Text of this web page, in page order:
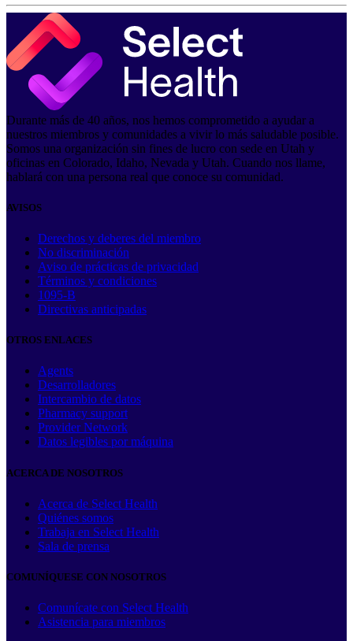
Durante más de 40 años, nos hemos comprometido a ayudar a
nuestros miembros y comunidades a vivir lo más saludable posible.
Somos una organización sin fines de lucro con sede en Utah y
oficinas en Colorado, Idaho, Nevada y Utah. Cuando nos llame,
hablará con una persona real que conoce su comunidad.
AVISOS
Derechos y deberes del miembro
No discriminación
Aviso de prácticas de privacidad
Términos y condiciones
1095-B
Directivas anticipadas
OTROS ENLACES
Agents
Desarrolladores
Intercambio de datos
Pharmacy support
Provider Network
Datos legibles por máquina
ACERCA DE NOSOTROS
Acerca de Select Health
Quiénes somos
Trabaja en Select Health
Sala de prensa
COMUNÍQUESE CON NOSOTROS
Comunícate con Select Health
Asistencia para miembros